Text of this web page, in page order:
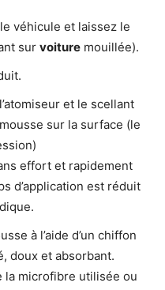
véhicule et laissez le
sur voiture mouillée).
et le scellant
sur la surface (le
effort et rapidement
d’application est réduit
à l’aide d’un chiffon
doux et absorbant.
la microfibre utilisée ou